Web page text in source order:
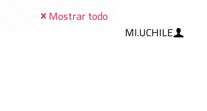
MI.UCHILE
Mostrar todo